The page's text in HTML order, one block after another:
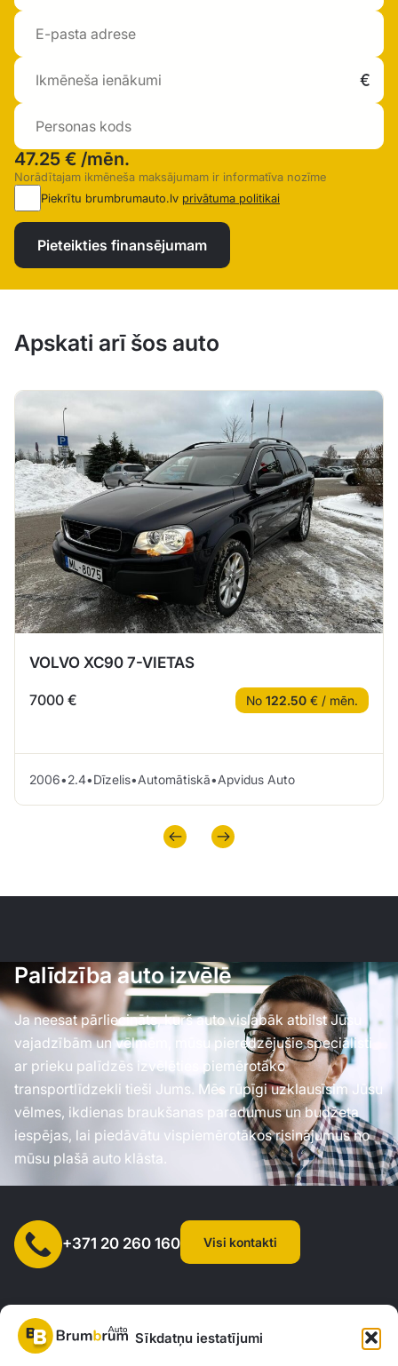
Sīkdatņu iestatījumi
47.25 € /mēn.
Norādītajam ikmēneša maksājumam ir informatīva nozīme
Piekrītu brumbrumauto.lv privātuma politikai
Pieteikties finansējumam
Apskati arī šos auto
VOLVO XC90 7-VIETAS
7000 € No 122.50 € / mēn.
2006•2.4•Dīzelis•Automātiskā•Apvidus Auto
Palīdzība auto izvēlē
Ja neesat pārliecināts, kurš auto vislabāk atbilst Jūsu
vajadzībām un vēlmēm, mūsu pieredzējušie speciālisti
ar prieku palīdzēs izvēlēties piemērotāko
transportlīdzekli tieši Jums. Mēs rūpīgi uzklausīsim Jūsu
vēlmes, ikdienas braukšanas paradumus un budžeta
iespējas, lai piedāvātu vispiemērotākos risinājumus no
mūsu plašā auto klāsta.
+371 20 260 160 Visi kontakti